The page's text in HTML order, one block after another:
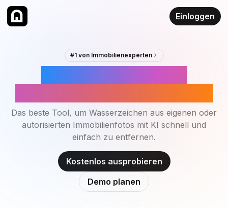
Einloggen
#1 von Immobilienexperten
Das beste Tool, um Wasserzeichen aus eigenen oder
autorisierten Immobilienfotos mit KI schnell und
einfach zu entfernen.
Kostenlos ausprobieren
Demo planen